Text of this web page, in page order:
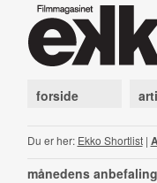
forside
Du er her: Ekko Shortlist|
månedens anbefaling